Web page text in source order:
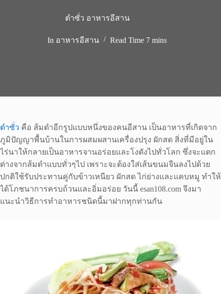
ตำซั่ว อาหารอีสาน
In อาหารอีสาน Read Time 7 mins
ตำซั่ว คือ ส้มตำอีกรูปแบบหนึ่งของคนอีสาน เป็นอาหารที่เกิดจาก
ภูมิปัญญาพื้นบ้านในการผสมผสานเครื่องปรุง ผักสด สิ่งที่มีอยู่ใน
ไร่นาให้กลายเป็นอาหารจานอร่อยและโงดังไปทั่วโลก ซึ่งจะแตก
ต่างจากส้มตำแบบทั่วๆไป เพราะจะต้องใส่เส้นขนมจีนลงไปด้วย
ปกติใช้รับประทานคู่กับข้าวเหนียว ผักสด ไก่ย่างและแคบหมู ทำให้
ได้โภชนาการครบถ้วนและอิ่มอร่อย วันนี้ esan108.com จึงมา
แนะนำวิธีการทำอาหารชนิดนี้มาฝากทุกท่านกัน